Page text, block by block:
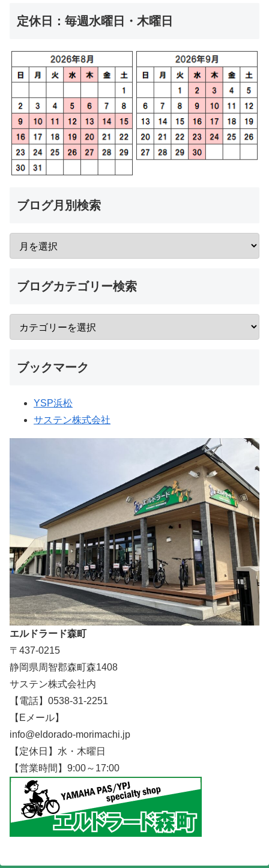
定休日：毎週水曜日・木曜日
ブログ月別検索
ブログカテゴリー検索
ブックマーク
YSP浜松
サステン株式会社
エルドラード森町
〒437-0215
静岡県周智郡森町森1408
サステン株式会社内
【電話】0538-31-2251
【Eメール】
info@eldorado-morimachi.jp
【定休日】水・木曜日
【営業時間】9:00～17:00